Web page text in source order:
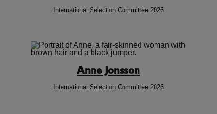
International Selection Committee 2026
Anne Jonsson
International Selection Committee 2026